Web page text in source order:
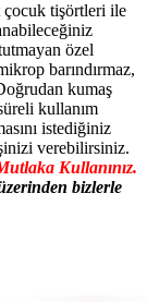
çocuk tişörtleri ile
özel
barındırmaz,
kumaş
kullanım
istediğiniz
verebilirsiniz.
Kullanınız.
bizlerle